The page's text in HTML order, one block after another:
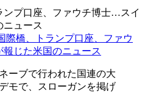
ンプ口座、ファウチ博士…スイ
ニュース
際橋、トランプ口座、ファウ
じた米国のニュース